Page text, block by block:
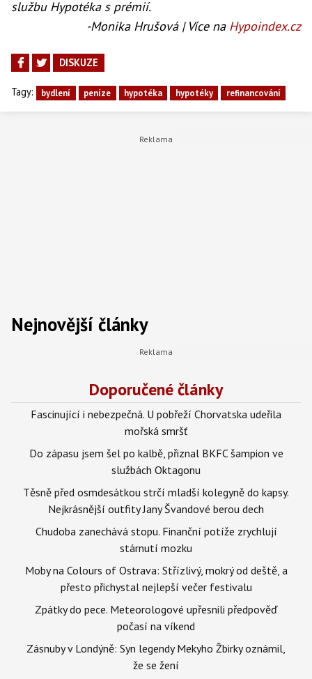
službu Hypotéka s prémií.
-Monika Hrušová | Více na Hypoindex.cz
DISKUZE
Tagy: bydlení peníze hypotéka hypotéky refinancování
Nejnovější články
Doporučené články
Fascinující i nebezpečná. U pobřeží Chorvatska udeřila
mořská smršť
Do zápasu jsem šel po kalbě, přiznal BKFC šampion ve
službách Oktagonu
Těsně před osmdesátkou strčí mladší kolegyně do kapsy.
Nejkrásnější outfity Jany Švandové berou dech
Chudoba zanechává stopu. Finanční potíže zrychlují
stárnutí mozku
Moby na Colours of Ostrava: Střízlivý, mokrý od deště, a
přesto přichystal nejlepší večer festivalu
Zpátky do pece. Meteorologové upřesnili předpověď
počasí na víkend
Zásnuby v Londýně: Syn legendy Mekyho Žbirky oznámil,
že se žení